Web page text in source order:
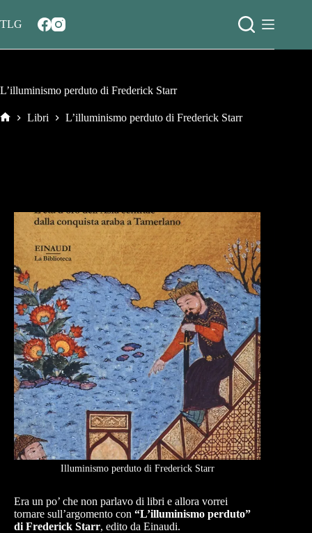
al
contenuto
TLG
L’illuminismo perduto di Frederick Starr
Libri L’illuminismo perduto di Frederick Starr
Illuminismo perduto di Frederick Starr
Era un po’ che non parlavo di libri e allora vorrei
tornare sull’argomento con “L’illuminismo perduto”
di Frederick Starr, edito da Einaudi.